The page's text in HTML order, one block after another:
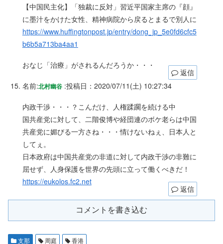
【中国民主化】「独裁に反対」習近平国家主席の『顔』
に墨汁をかけた女性、精神病院から戻るとまるで別人に
https://www.huffingtonpost.jp/entry/dong_jp_5e0fd6cfc5
b6b5a713ba4aa1
おなじ「治療」がされるんだろうか・・・
返信
名前:北村幽谷:投稿日：2020/07/11(土) 10:27:34
内政干渉・・・？こんだけ、人権蹂躙を続ける中
国共産党に対して、二階俊博や経団連のボケ老らは中国
共産党に媚びる一方さね・・・情けないねぇ、日本人と
してぇ。
日本政府は中国共産党の非道に対して内政干渉の非難に
屈せず、人身保護を世界の先頭に立って働くべきだ！
https://eukolos.fc2.net
返信
コメントを書き込む
支那 周庭 香港